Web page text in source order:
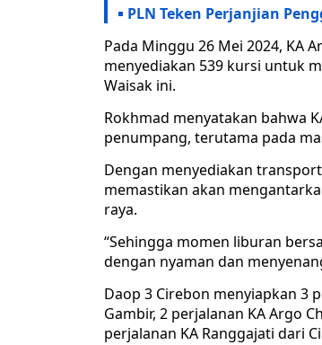
PLN Teken Perjanjian
Pada Minggu 26 Mei 2024, KA
menyediakan 539 kursi untuk
Waisak ini.
Rokhmad menyatakan bahwa
penumpang, terutama pada
Dengan menyediakan
memastikan akan
raya.
“Sehingga momen liburan
dengan nyaman dan
Daop 3 Cirebon menyiapkan 3
Gambir, 2 perjalanan KA Argo
perjalanan KA Ranggajati dari